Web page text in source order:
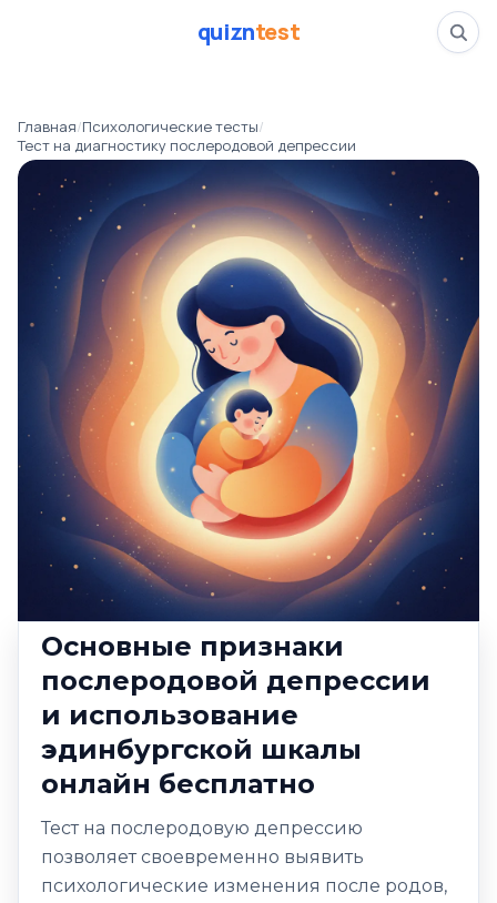
quizntest
Главная/Психологические тесты/
Тест на диагностику послеродовой депрессии
Тест на
📅09.03.26
✍️ Марина Соколова
502 прошли тест
4 минуты
Психологические тесты
Основные признаки
послеродовой депрессии
и использование
эдинбургской шкалы
онлайн бесплатно
Тест на послеродовую депрессию
позволяет своевременно выявить
психологические изменения после родов,